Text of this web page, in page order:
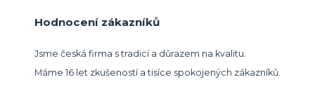
Hodnocení zákazníků
Jsme česká firma s tradicí a důrazem na kvalitu.
Máme 16 let zkušeností a tisíce spokojených zákazníků.